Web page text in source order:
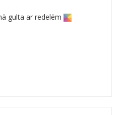
gulta ar redelēm